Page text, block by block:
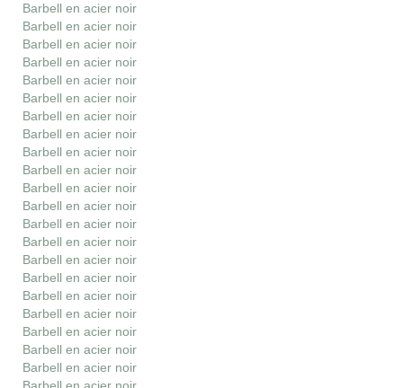
Barbell en acier noir
Barbell en acier noir
Barbell en acier noir
Barbell en acier noir
Barbell en acier noir
Barbell en acier noir
Barbell en acier noir
Barbell en acier noir
Barbell en acier noir
Barbell en acier noir
Barbell en acier noir
Barbell en acier noir
Barbell en acier noir
Barbell en acier noir
Barbell en acier noir
Barbell en acier noir
Barbell en acier noir
Barbell en acier noir
Barbell en acier noir
Barbell en acier noir
Barbell en acier noir